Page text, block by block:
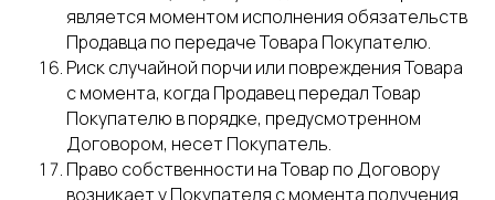
является моментом исполнения обязательств
Продавца по передаче Товара Покупателю.
Риск случайной порчи или повреждения Товара
с момента, когда Продавец передал Товар
Покупателю в порядке, предусмотренном
Договором, несет Покупатель.
Право собственности на Товар по Договору
возникает у Покупателя с момента получения